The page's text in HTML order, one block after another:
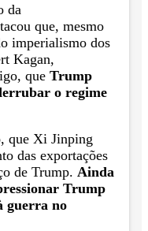
da
que, mesmo
imperialismo dos
Kagan,
que Trump
o regime
que Xi Jinping
das exportações
de Trump. Ainda
Trump
guerra no